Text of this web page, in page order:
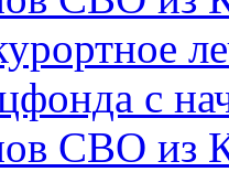
с
СВО из